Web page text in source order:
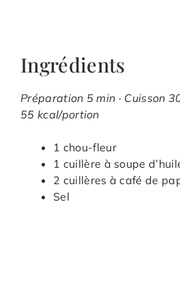
Ingrédients
Préparation 5 min · Cuisson
55 kcal/portion
1 chou-fleur
1 cuillère à soupe
2 cuillères à café de
Sel